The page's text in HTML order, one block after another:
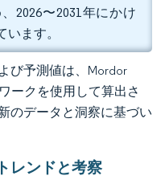
2026〜2031年にかけ
います。
び予測値は、Mordor
ークを使用して算出さ
のデータと洞察に基づい
レンドと考察